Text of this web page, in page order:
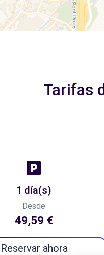
Tarifas
1 día(s)
Desde
49,59 €
Reservar ahora